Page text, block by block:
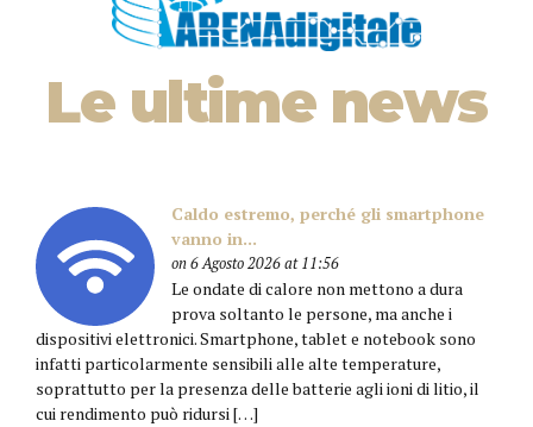
Le ultime news
Caldo estremo, perché gli smartphone
vanno in...
on 6 Agosto 2026 at 11:56
Le ondate di calore non mettono a dura
prova soltanto le persone, ma anche i
dispositivi elettronici. Smartphone, tablet e notebook sono
infatti particolarmente sensibili alle alte temperature,
soprattutto per la presenza delle batterie agli ioni di litio, il
cui rendimento può ridursi […]